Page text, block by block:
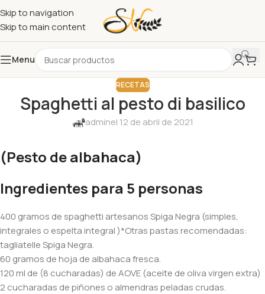
Skip to navigation
Skip to main content
Menu
RECETAS
Spaghetti al pesto di basilico
adminel 12 de abril de 2021
(Pesto de albahaca)
Ingredientes para 5 personas
400 gramos de spaghetti artesanos Spiga Negra (simples,
integrales o espelta integral )*Otras pastas recomendadas:
tagliatelle Spiga Negra.
60 gramos de hoja de albahaca fresca.
120 ml de (8 cucharadas) de AOVE (aceite de oliva virgen extra)
2 cucharadas de piñones o almendras peladas crudas.